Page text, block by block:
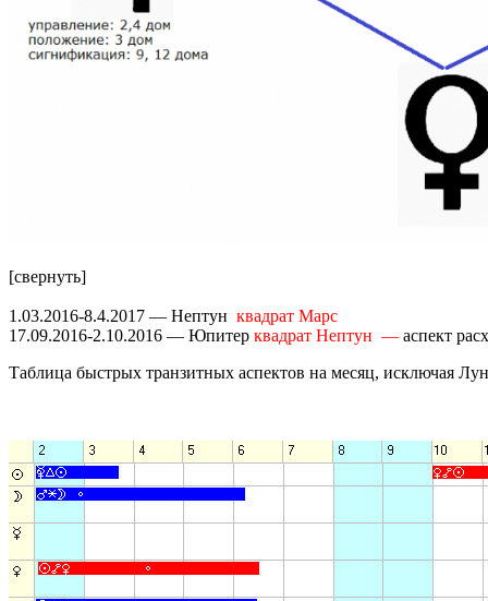
[свернуть]
1.03.2016-8.4.2017 — Нептун квадрат Марс
17.09.2016-2.10.2016 — Юпитер квадрат Нептун — аспект
Таблица быстрых транзитных аспектов на месяц, исключая